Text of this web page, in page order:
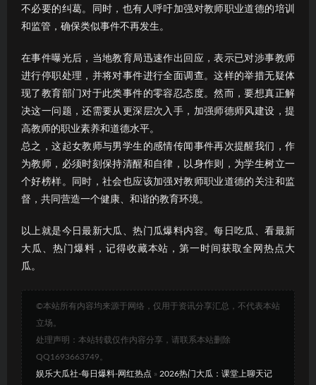
不必要的纠葛。同时，也有人呼吁加强对教师职业道德的培训
和监管，确保类似事件不再发生。
在事件曝光后，当地教育局迅速作出回应，表示已对涉事教师
进行停职处理，并将对事件进行全面调查。这样的举措无疑体
现了教育部门对于此类事件的零容忍态度。然而，要想真正解
决这一问题，还需要从更深层次入手，加强师德师风建设，提
高教师的职业素养和道德水平。
总之，这起女教师与男学生的感情传闻事件再次提醒我们，作
为教师，必须时刻保持清醒和自律，以身作则，为学生树立一
个好榜样。同时，社会也应该加强对教师职业道德的关注和监
督，共同营造一个健康、和谐的教育环境。
以上就是今日最新大瓜、热门瓜爆料内容。每日吃瓜、看最新
大瓜、热门爆料，记得收藏本站，第一时间获取全网热点大
瓜。
©本站所有内容均来源于网络，仅用于资讯分享汇总，不代表本站
立场。
处理声明：本站转载仅作内容分享，请联系本站删除
QQ1693663749。
娱乐大瓜社-每日爆料-网红热点 » 2026热门大瓜：课堂上聊天记